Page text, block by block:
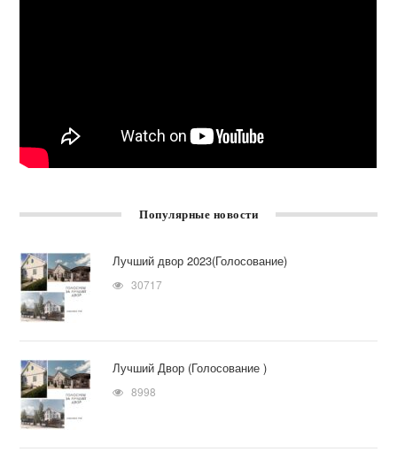
Популярные новости
Лучший двор 2023(Голосование)
30717
Лучший Двор (Голосование )
8998